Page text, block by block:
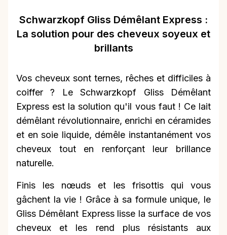
Schwarzkopf Gliss Démêlant Express :
La solution pour des cheveux soyeux et
brillants
Vos cheveux sont ternes, rêches et difficiles à
coiffer ? Le Schwarzkopf Gliss Démêlant
Express est la solution qu'il vous faut ! Ce lait
démêlant révolutionnaire, enrichi en céramides
et en soie liquide, démêle instantanément vos
cheveux tout en renforçant leur brillance
naturelle.
Finis les nœuds et les frisottis qui vous
gâchent la vie ! Grâce à sa formule unique, le
Gliss Démêlant Express lisse la surface de vos
cheveux et les rend plus résistants aux